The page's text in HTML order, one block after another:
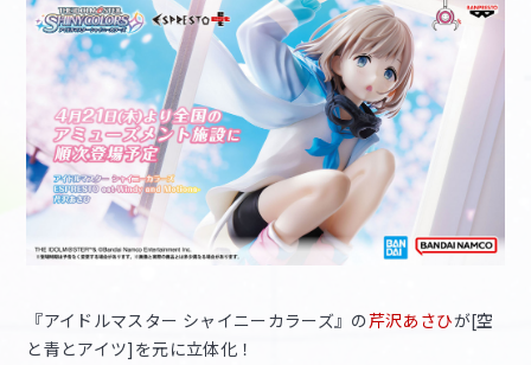
『アイドルマスター シャイニーカラーズ』の芹沢あさひが[空
と青とアイツ]を元に立体化！